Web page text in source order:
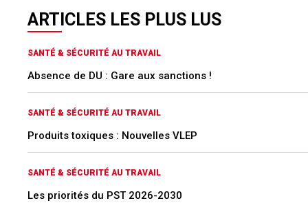
ARTICLES LES PLUS LUS
SANTÉ & SÉCURITÉ AU TRAVAIL
Absence de DU : Gare aux sanctions !
SANTÉ & SÉCURITÉ AU TRAVAIL
Produits toxiques : Nouvelles VLEP
SANTÉ & SÉCURITÉ AU TRAVAIL
Les priorités du PST 2026-2030